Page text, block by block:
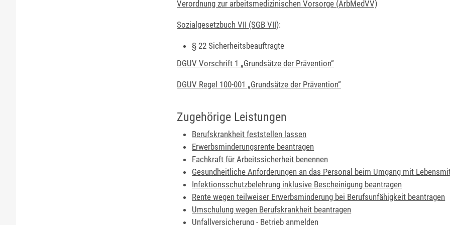
Verordnung zur arbeitsmedizinischen Vorsorge (ArbMedVV)
Sozialgesetzbuch VII (SGB VII):
§ 22 Sicherheitsbeauftragte
DGUV Vorschrift 1 „Grundsätze der Prävention“
DGUV Regel 100-001 „Grundsätze der Prävention“
Zugehörige Leistungen
Berufskrankheit feststellen lassen
Erwerbsminderungsrente beantragen
Fachkraft für Arbeitssicherheit benennen
Gesundheitliche Anforderungen an das Personal beim Umgang mit
Infektionsschutzbelehrung inklusive Bescheinigung beantragen
Rente wegen teilweiser Erwerbsminderung bei Berufsunfähigkeit beantragen
Umschulung wegen Berufskrankheit beantragen
Unfallversicherung - Betrieb anmelden